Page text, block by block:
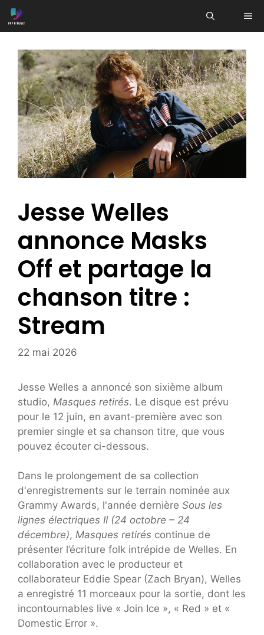
Aller
au
Jesse Welles
annonce Masks
Off et partage la
chanson titre :
Stream
22 mai 2026
Jesse Welles a annoncé son sixième album
studio, Masques retirés. Le disque est prévu
pour le 12 juin, en avant-première avec son
premier single et sa chanson titre, que vous
pouvez écouter ci-dessous.
Dans le prolongement de sa collection
d'enregistrements sur le terrain nominée aux
Grammy Awards, l'année dernière Sous les
lignes électriques II (24 octobre – 24
décembre), Masques retirés continue de
présenter l’écriture folk intrépide de Welles. En
collaboration avec le producteur et
collaborateur Eddie Spear (Zach Bryan), Welles
a enregistré 11 morceaux pour la sortie, dont les
incontournables live « Join Ice », « Red » et «
Domestic Error ».